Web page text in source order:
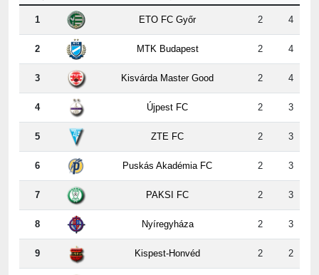
2 MTK Budapest 2 4
3 Kisvárda Master Good 2 4
4 Újpest FC 2 3
5 ZTE FC 2 3
6 Puskás Akadémia FC 2 3
7 PAKSI FC 2 3
8 Nyíregyháza 2 3
9 Kispest-Honvéd 2 2
10 Vasas 2 2